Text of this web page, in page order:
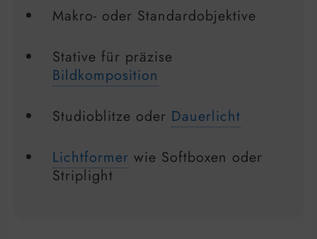
Makro- oder Standardobjektive
Stative für präzise
Bildkomposition
Studioblitze oder Dauerlicht
Lichtformer wie Softboxen oder
Striplight